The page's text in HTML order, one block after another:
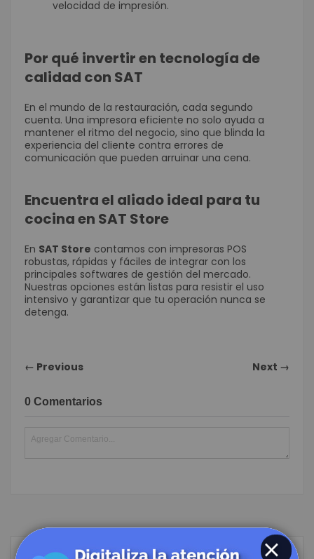
velocidad de impresión.
Por qué invertir en tecnología de
calidad con SAT
En el mundo de la restauración, cada segundo
cuenta. Una impresora eficiente no solo ayuda a
mantener el ritmo del negocio, sino que blinda la
experiencia del cliente contra errores de
comunicación que pueden arruinar una cena.
Encuentra el aliado ideal para tu
cocina en SAT Store
En SAT Store contamos con impresoras POS
robustas, rápidas y fáciles de integrar con los
principales softwares de gestión del mercado.
Nuestras opciones están listas para resistir el uso
intensivo y garantizar que tu operación nunca se
detenga.
← Previous Next →
0 Comentarios
Buscar